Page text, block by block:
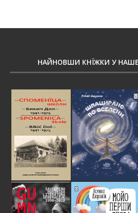
НАЙНОВШИ КНЇЖКИ У